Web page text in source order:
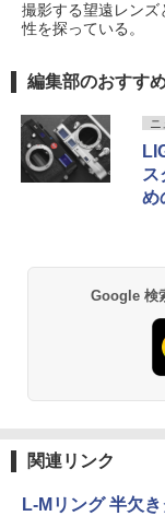
撮影する望遠レン
性を探っている。
編集部のおすす
ニ
ス
め
Google 検
関連リンク
L-Mリング 半欠